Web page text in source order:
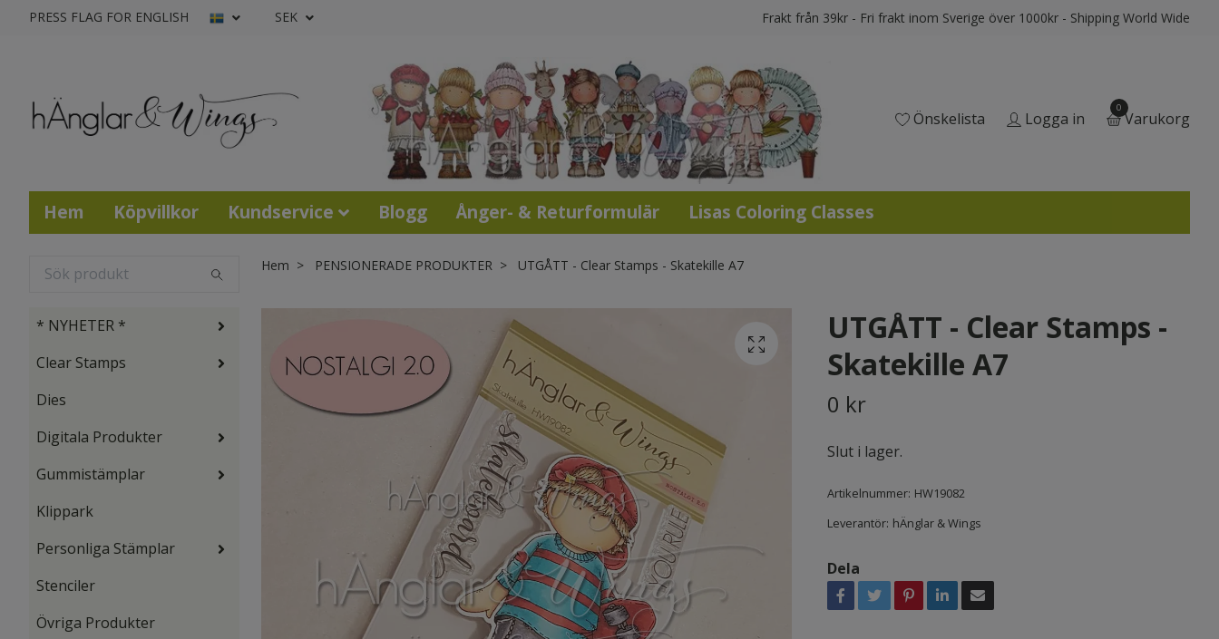
PRESS FLAG FOR ENGLISH SEK Frakt från 39kr - Fri frakt inom Sverige över 1000kr - Shipping World Wide
Önskelista Logga in
0
Varukorg
Hem Köpvillkor Kundservice Blogg Ånger- & Returformulär Lisas Coloring Classes
* NYHETER *
Clear Stamps
Dies
Digitala Produkter
Gummistämplar
Klippark
Personliga Stämplar
Stenciler
Övriga Produkter
Hem PENSIONERADE PRODUKTER UTGÅTT - Clear Stamps - Skatekille A7
UTGÅTT - Clear Stamps -
Skatekille A7
0 kr
Slut i lager.
Artikelnummer: HW19082
Leverantör: hÄnglar & Wings
Dela